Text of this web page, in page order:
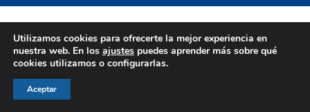
Utilizamos cookies para ofrecerte la mejor experiencia en
nuestra web. En los ajustes puedes aprender más sobre qué
cookies utilizamos o configurarlas.
Aceptar